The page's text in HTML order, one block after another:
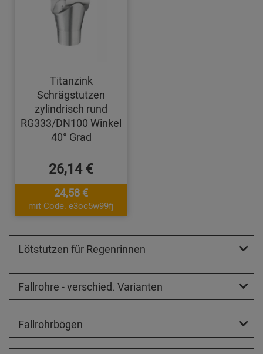
Titanzink
Schrägstutzen
zylindrisch rund
RG333/DN100 Winkel
40° Grad
26,14 €
24,58 €
mit Code: e3oc5w99fj
Lötstutzen für Regenrinnen
Fallrohre - verschied. Varianten
Fallrohrbögen